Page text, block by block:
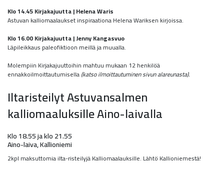
Klo 14.45 Kirjakajuutta | Helena Waris
Astuvan kalliomaalaukset inspiraationa Helena Wariksen kirjoissa.
Klo 16.00 Kirjakajuutta | Jenny Kangasvuo
Läpileikkaus paleofiktioon meillä ja muualla.
Molempiin Kirjakajuuttoihin mahtuu mukaan 12 henkilöä
ennakkoilmoittautumisella(katso ilmoittautuminen sivun alareunasta).
Iltaristeilyt Astuvansalmen
kalliomaaluksille Aino-laivalla
Klo 18.55 ja klo 21.55
Aino-laiva, Kallioniemi
2kpl maksuttomia ilta-risteilyjä Kalliomaalauksille. Lähtö Kallioniemestä!